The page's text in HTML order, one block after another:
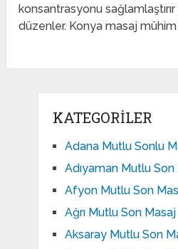
konsantrasyonu sağlamlaştırır
düzenler. Konya masaj
KATEGORILER
Adana Mutlu Sonlu
Adıyaman Mutlu Son
Afyon Mutlu Son
Ağrı Mutlu Son Masaj
Aksaray Mutlu Son